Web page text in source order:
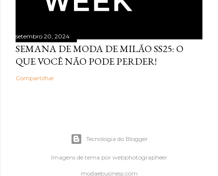
setembro 20, 2024
SEMANA DE MODA DE MILÃO SS25: O
QUE VOCÊ NÃO PODE PERDER!
Compartilhar
Tecnologia do Blogger
Imagens de tema por webphotographeer
modaebusiness.com